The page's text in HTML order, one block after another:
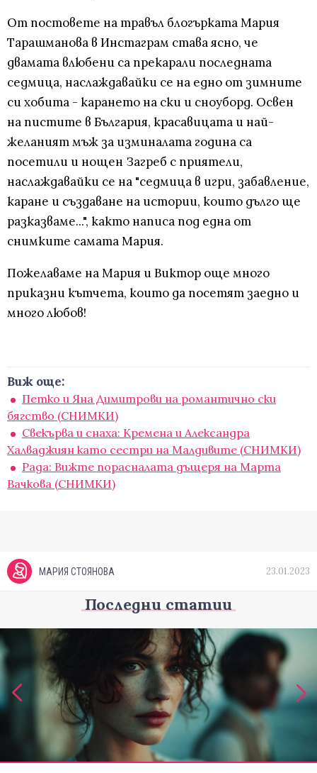
От постовете на травъл блогърката Мария
Тарашманова в Инстаграм става ясно, че
двамата влюбени са прекарали последната
седмица, наслаждавайки се на едно от зимните
си хобита - карането на ски и сноуборд. Освен
на пистите в България, красавицата и най-
желаният мъж за изминалата година са
посетили и нощен Загреб с приятели,
наслаждавайки се на "седмица в игри, забавление,
каране и създаване на истории, които дълго ще
разказваме...", както написа под една от
снимките самата Мария.
Пожелаваме на Мария и Виктор още много
приказни кътчета, които да посетят заедно и
много любов!
Виж още:
Петко и Яна Димитрови на романтично ски
бягство (СНИМКИ)
Свекърва и снаха: Кремена и Александра
Халваджиян като сестри на Малдивите (СНИМКИ)
Рада: Вижте порасналата дъщеря на Марта
Вачкова (СНИМКИ)
МАРИЯ СТОЯНОВА 23.01.2023
Последни статии